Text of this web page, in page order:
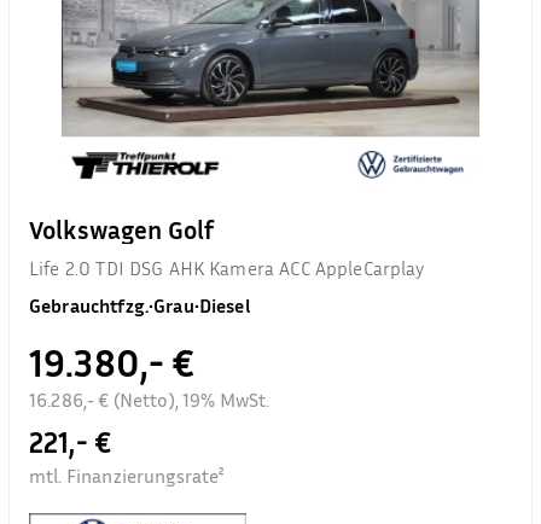
Volkswagen Golf
Life 2.0 TDI DSG AHK Kamera ACC AppleCarplay
Gebrauchtfzg.•Grau•Diesel
19.380,- €
16.286,- € (Netto), 19% MwSt.
221,- €
mtl. Finanzierungsrate²